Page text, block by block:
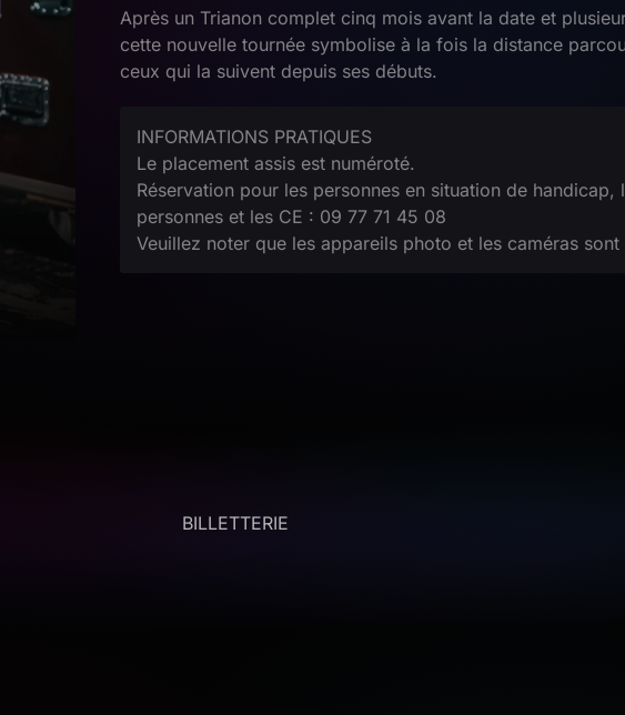
Après un Trianon complet cinq mois avant la date et
cette nouvelle tournée symbolise à la fois la distance
ceux qui la suivent depuis ses débuts.
INFORMATIONS PRATIQUES
Le placement assis est numéroté.
Réservation pour les personnes en situation de
personnes et les CE : 09 77 71 45 08
Veuillez noter que les appareils photo et les caméras sont
BILLETTERIE